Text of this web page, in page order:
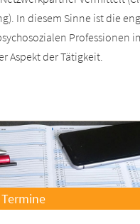
In diesem Sinne ist die
Professionen
Aspekt der Tätigkeit.